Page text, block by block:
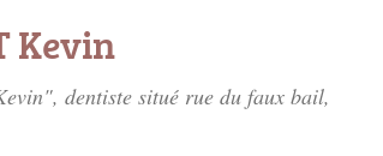
Kevin
dentiste situé rue du faux bail,